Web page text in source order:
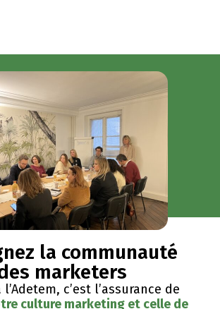
la communauté
marketers
c’est l’assurance de
culture marketing et celle de